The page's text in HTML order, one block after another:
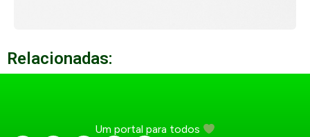
Relacionadas:
Um portal para todos